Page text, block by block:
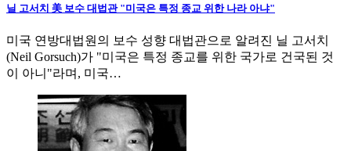
닐 고서치 美 보수 대법관 "미국은 특정 종교 위한 나라 아냐"
미국 연방대법원의 보수 성향 대법관으로 알려진 닐 고서치
(Neil Gorsuch)가 "미국은 특정 종교를 위한 국가로 건국된 것
이 아니"라며, 미국…